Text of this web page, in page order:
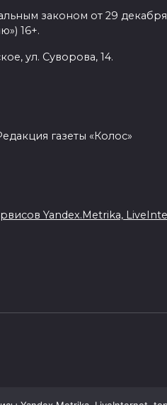
законом от 29
16+.
ул. Суворова, 14.
газеты «Колос»
Yandex.Metrika,